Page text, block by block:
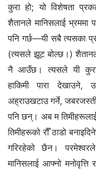
कुरा हो; यो विशेषता
शैतानले मानिसलाई भ्रममा
पनि गर्छ—यी सबै त्यसका
(त्यसले झूट बोल्छ।)
नै आउँछ। त्यसले यी
हाकिमी पारा देखाउने,
अह्राउखटाउ गर्ने,
पनि छन्। अब म
तिमीहरूको रौँ ठाडो
गरिरहेको छैन।
मानिसलाई आफ्नो